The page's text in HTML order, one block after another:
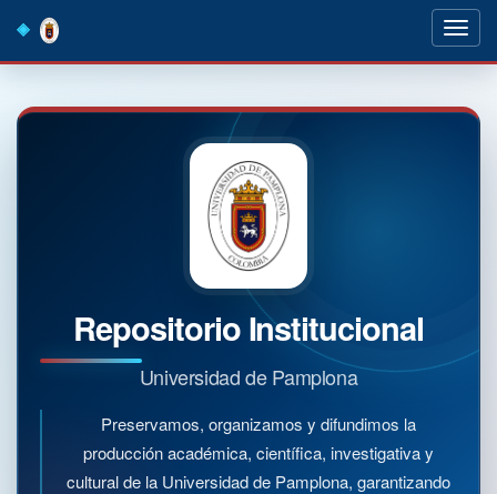
navigation
Repositorio Institucional
Universidad de Pamplona
Preservamos, organizamos y difundimos la
producción académica, científica, investigativa y
cultural de la Universidad de Pamplona, garantizando